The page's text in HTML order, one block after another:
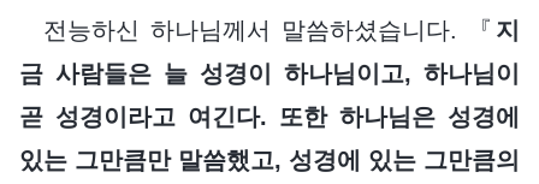
전능하신 하나님께서 말씀하셨습니다. 『 지
금 사람들은 늘 성경이 하나님이고, 하나님이
곧 성경이라고 여긴다. 또한 하나님은 성경에
있는 그만큼만 말씀했고, 성경에 있는 그만큼의